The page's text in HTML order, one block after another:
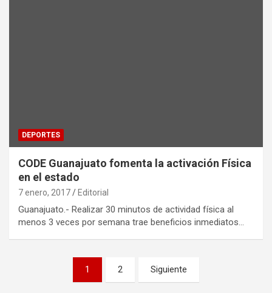
DEPORTES
CODE Guanajuato fomenta la activación Física
en el estado
7 enero, 2017 Editorial
Guanajuato.- Realizar 30 minutos de actividad física al
menos 3 veces por semana trae beneficios inmediatos…
1 2 Siguiente